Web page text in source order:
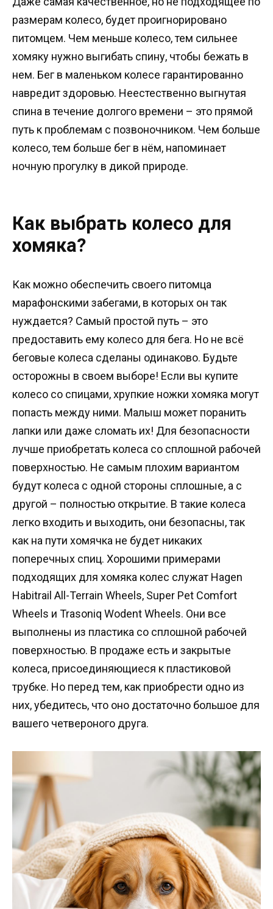
размерам колесо, будет проигнорировано
питомцем. Чем меньше колесо, тем сильнее
хомяку нужно выгибать спину, чтобы бежать в
нем. Бег в маленьком колесе гарантированно
навредит здоровью. Неестественно выгнутая
спина в течение долгого времени – это прямой
путь к проблемам с позвоночником. Чем больше
колесо, тем больше бег в нём, напоминает
ночную прогулку в дикой природе.
Как выбрать колесо для
хомяка?
Как можно обеспечить своего питомца
марафонскими забегами, в которых он так
нуждается? Самый простой путь – это
предоставить ему колесо для бега. Но не всё
беговые колеса сделаны одинаково. Будьте
осторожны в своем выборе! Если вы купите
колесо со спицами, хрупкие ножки хомяка могут
попасть между ними. Малыш может поранить
лапки или даже сломать их! Для безопасности
лучше приобретать колеса со сплошной рабочей
поверхностью. Не самым плохим вариантом
будут колеса с одной стороны сплошные, а с
другой – полностью открытие. В такие колеса
легко входить и выходить, они безопасны, так
как на пути хомячка не будет никаких
поперечных спиц. Хорошими примерами
подходящих для хомяка колес служат Hagen
Habitrail All-Terrain Wheels, Super Pet Comfort
Wheels и Trasoniq Wodent Wheels. Они все
выполнены из пластика со сплошной рабочей
поверхностью. В продаже есть и закрытые
колеса, присоединяющиеся к пластиковой
трубке. Но перед тем, как приобрести одно из
них, убедитесь, что оно достаточно большое для
вашего четвероного друга.